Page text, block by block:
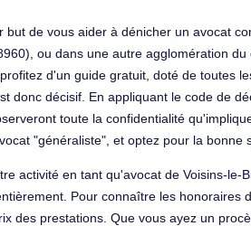
but de vous aider à dénicher un avocat
ou dans une autre agglomération
d'un guide gratuit, doté de toutes
donc décisif. En appliquant le code de
toute la confidentialité
"généraliste", et optez pour la bonne
activité en tant qu'avocat de Voisins-
Pour connaître les honoraires
des prestations. Que vous ayez un